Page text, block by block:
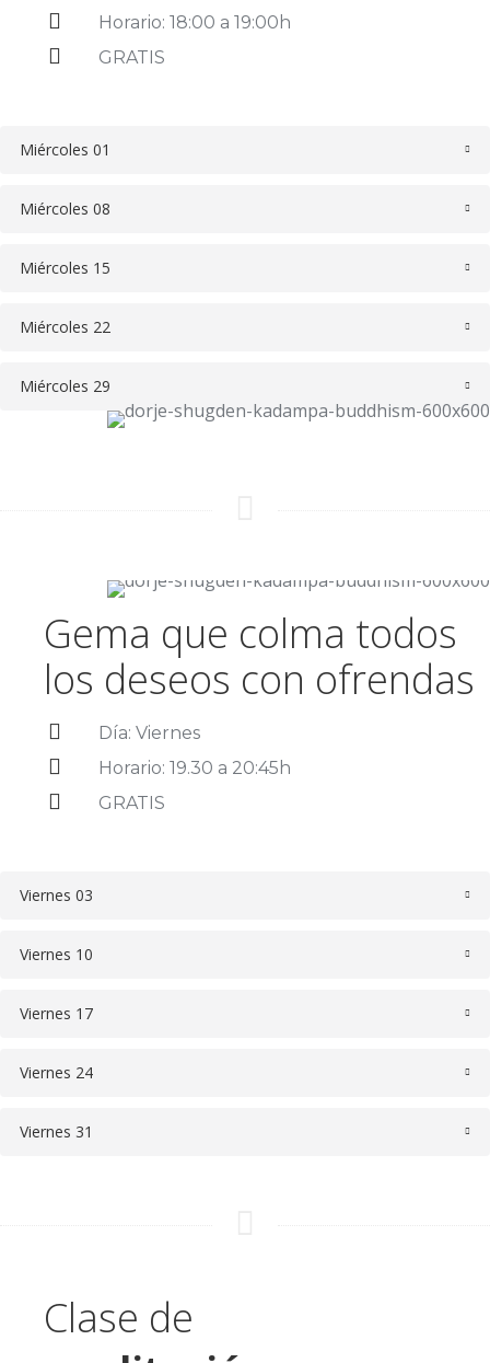
Horario: 18:00 a 19:00h
GRATIS
Miércoles 01
Miércoles 08
Miércoles 15
Miércoles 22
Miércoles 29
Gema que colma todos
los deseos con ofrendas
Día: Viernes
Horario: 19.30 a 20:45h
GRATIS
Viernes 03
Viernes 10
Viernes 17
Viernes 24
Viernes 31
Clase de